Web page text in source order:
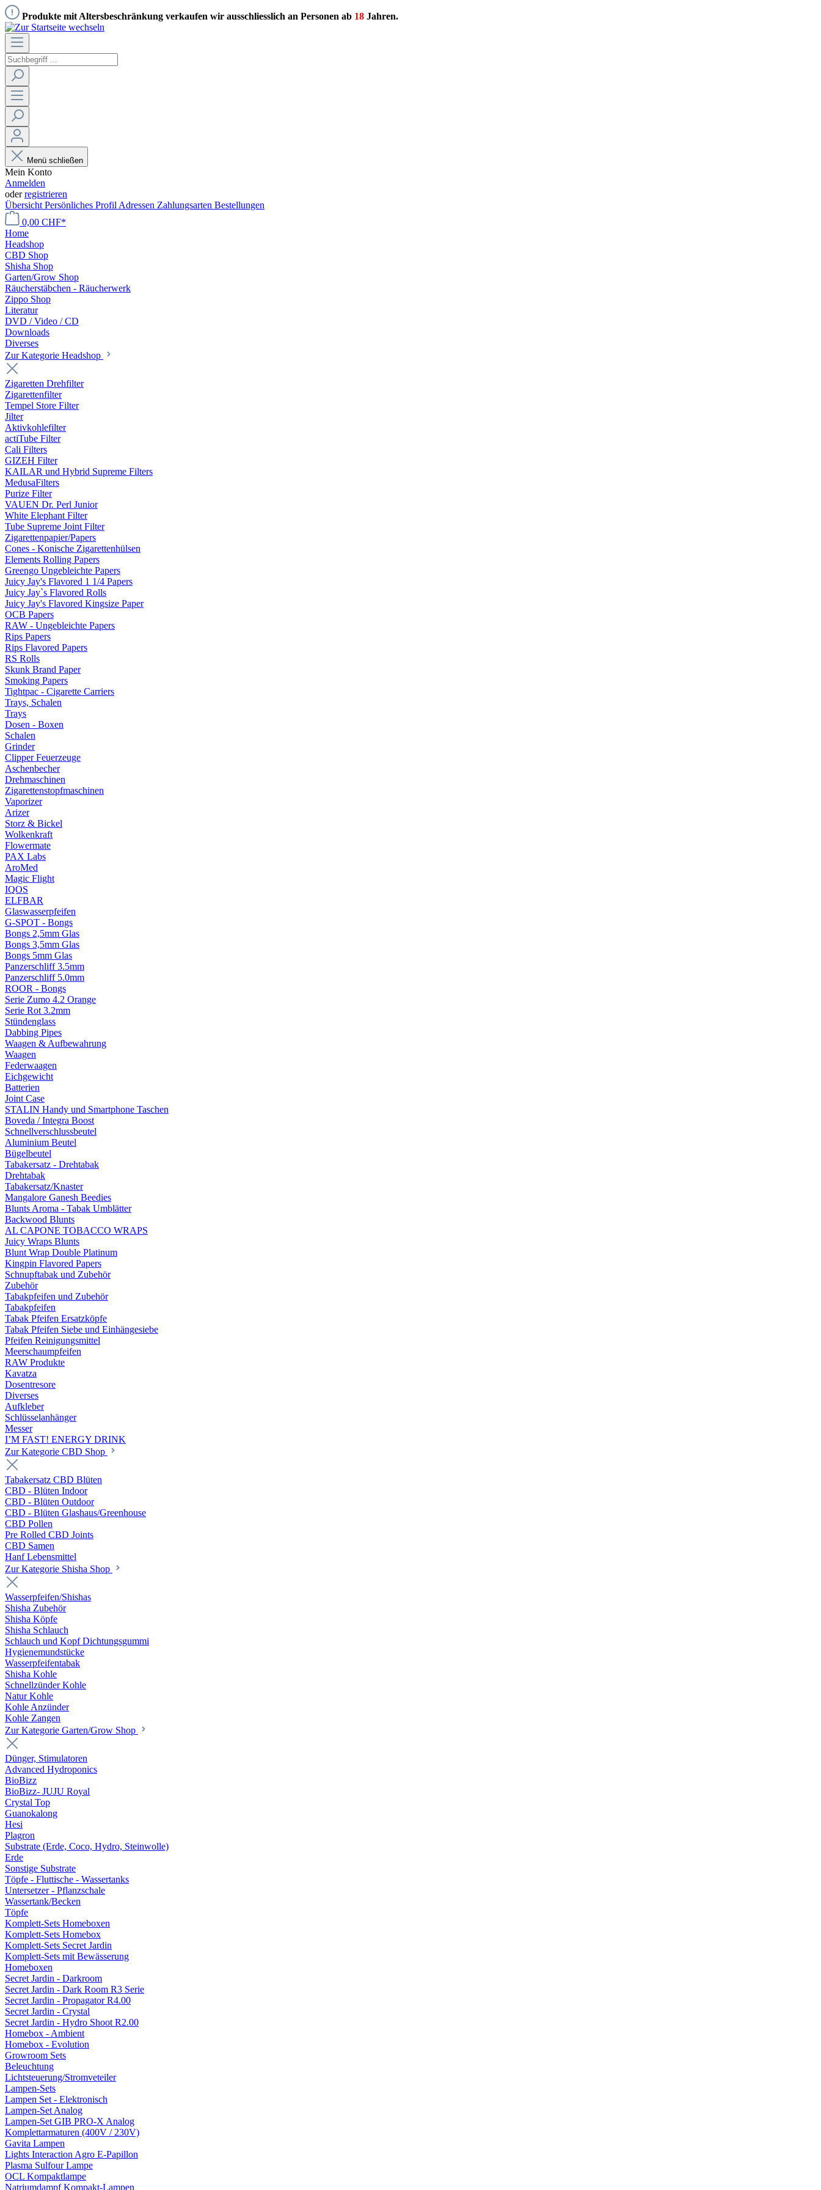
Produkte mit Altersbeschränkung verkaufen wir ausschliesslich an Personen ab 18 Jahren.
Menü schließen
Mein Konto
Anmelden
oderregistrieren
Übersicht Persönliches Profil Adressen Zahlungsarten Bestellungen
0,00 CHF*
Home
Headshop
CBD Shop
Shisha Shop
Garten/Grow Shop
Räucherstäbchen - Räucherwerk
Zippo Shop
Literatur
DVD / Video / CD
Downloads
Diverses
Zur Kategorie Headshop
Zigaretten Drehfilter
Zigarettenfilter
Tempel Store Filter
Jilter
Aktivkohlefilter
actiTube Filter
Cali Filters
GIZEH Filter
KAILAR und Hybrid Supreme Filters
MedusaFilters
Purize Filter
VAUEN Dr. Perl Junior
White Elephant Filter
Tube Supreme Joint Filter
Zigarettenpapier/Papers
Cones - Konische Zigarettenhülsen
Elements Rolling Papers
Greengo Ungebleichte Papers
Juicy Jay's Flavored 1 1/4 Papers
Juicy Jay`s Flavored Rolls
Juicy Jay's Flavored Kingsize Paper
OCB Papers
RAW - Ungebleichte Papers
Rips Papers
Rips Flavored Papers
RS Rolls
Skunk Brand Paper
Smoking Papers
Tightpac - Cigarette Carriers
Trays, Schalen
Trays
Dosen - Boxen
Schalen
Grinder
Clipper Feuerzeuge
Aschenbecher
Drehmaschinen
Zigarettenstopfmaschinen
Vaporizer
Arizer
Storz & Bickel
Wolkenkraft
Flowermate
PAX Labs
AroMed
Magic Flight
IQOS
ELFBAR
Glaswasserpfeifen
G-SPOT - Bongs
Bongs 2,5mm Glas
Bongs 3,5mm Glas
Bongs 5mm Glas
Panzerschliff 3.5mm
Panzerschliff 5.0mm
ROOR - Bongs
Serie Zumo 4.2 Orange
Serie Rot 3.2mm
Stündenglass
Dabbing Pipes
Waagen & Aufbewahrung
Waagen
Federwaagen
Eichgewicht
Batterien
Joint Case
STALIN Handy und Smartphone Taschen
Boveda / Integra Boost
Schnellverschlussbeutel
Aluminium Beutel
Bügelbeutel
Tabakersatz - Drehtabak
Drehtabak
Tabakersatz/Knaster
Mangalore Ganesh Beedies
Blunts Aroma - Tabak Umblätter
Backwood Blunts
AL CAPONE TOBACCO WRAPS
Juicy Wraps Blunts
Blunt Wrap Double Platinum
Kingpin Flavored Papers
Schnupftabak und Zubehör
Zubehör
Tabakpfeifen und Zubehör
Tabakpfeifen
Tabak Pfeifen Ersatzköpfe
Tabak Pfeifen Siebe und Einhängesiebe
Pfeifen Reinigungsmittel
Meerschaumpfeifen
RAW Produkte
Kavatza
Dosentresore
Diverses
Aufkleber
Schlüsselanhänger
Messer
I’M FAST! ENERGY DRINK
Zur Kategorie CBD Shop
Tabakersatz CBD Blüten
CBD - Blüten Indoor
CBD - Blüten Outdoor
CBD - Blüten Glashaus/Greenhouse
CBD Pollen
Pre Rolled CBD Joints
CBD Samen
Hanf Lebensmittel
Zur Kategorie Shisha Shop
Wasserpfeifen/Shishas
Shisha Zubehör
Shisha Köpfe
Shisha Schlauch
Schlauch und Kopf Dichtungsgummi
Hygienemundstücke
Wasserpfeifentabak
Shisha Kohle
Schnellzünder Kohle
Natur Kohle
Kohle Anzünder
Kohle Zangen
Zur Kategorie Garten/Grow Shop
Dünger, Stimulatoren
Advanced Hydroponics
BioBizz
BioBizz- JUJU Royal
Crystal Top
Guanokalong
Hesi
Plagron
Substrate (Erde, Coco, Hydro, Steinwolle)
Erde
Sonstige Substrate
Töpfe - Fluttische - Wassertanks
Untersetzer - Pflanzschale
Wassertank/Becken
Töpfe
Komplett-Sets Homeboxen
Komplett-Sets Homebox
Komplett-Sets Secret Jardin
Komplett-Sets mit Bewässerung
Homeboxen
Secret Jardin - Darkroom
Secret Jardin - Dark Room R3 Serie
Secret Jardin - Propagator R4.00
Secret Jardin - Crystal
Secret Jardin - Hydro Shoot R2.00
Homebox - Ambient
Homebox - Evolution
Growroom Sets
Beleuchtung
Lichtsteuerung/Stromveteiler
Lampen-Sets
Lampen Set - Elektronisch
Lampen-Set Analog
Lampen-Set GIB PRO-X Analog
Komplettarmaturen (400V / 230V)
Gavita Lampen
Lights Interaction Agro E-Papillon
Plasma Sulfour Lampe
OCL Kompaktlampe
Natriumdampf Kompakt-Lampen